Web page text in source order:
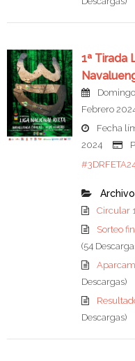
1ª Tirada
Febrero
Fecha
2024
Circular
Sorteo
(54
Descargas)
Descargas)